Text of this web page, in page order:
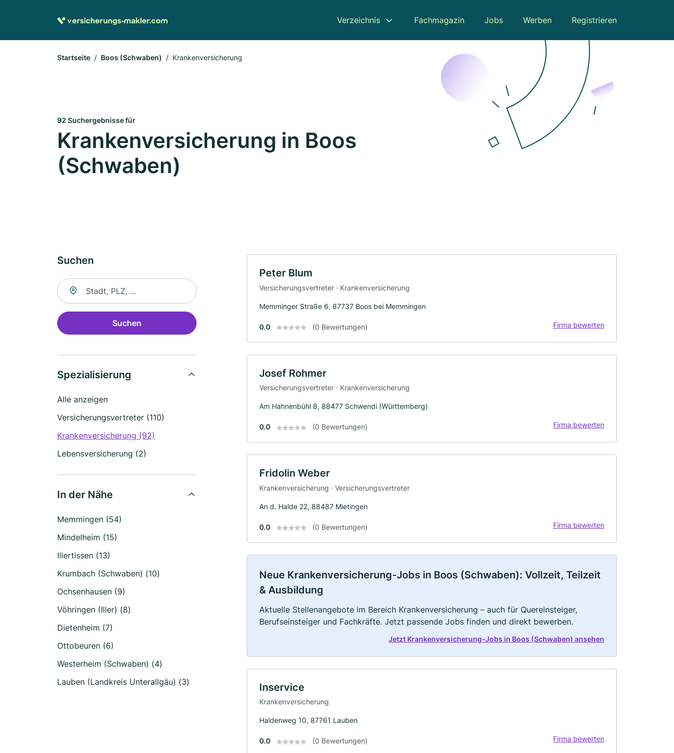
Verzeichnis Fachmagazin Jobs Werben Registrieren
Startseite Boos (Schwaben) Krankenversicherung
92 Suchergebnisse für
Krankenversicherung in Boos
(Schwaben)
Suchen
Suche nach Ort
Suchen
Spezialisierung
Alle anzeigen
Versicherungsvertreter (110)
Krankenversicherung (92)
Lebensversicherung (2)
In der Nähe
Memmingen (54)
Mindelheim (15)
Illertissen (13)
Krumbach (Schwaben) (10)
Ochsenhausen (9)
Vöhringen (Iller) (8)
Dietenheim (7)
Ottobeuren (6)
Westerheim (Schwaben) (4)
Lauben (Landkreis Unterallgäu) (3)
Peter Blum
Versicherungsvertreter · Krankenversicherung
Memminger Straße 6, 87737 Boos bei Memmingen
0.0 (0 Bewertungen) Firma bewerten
Josef Rohmer
Versicherungsvertreter · Krankenversicherung
Am Hahnenbühl 8, 88477 Schwendi (Württemberg)
0.0 (0 Bewertungen) Firma bewerten
Fridolin Weber
Krankenversicherung · Versicherungsvertreter
An d. Halde 22, 88487 Mietingen
0.0 (0 Bewertungen) Firma bewerten
Neue Krankenversicherung-Jobs in Boos (Schwaben): Vollzeit, Teilzeit
& Ausbildung
Aktuelle Stellenangebote im Bereich Krankenversicherung – auch für Quereinsteiger,
Berufseinsteiger und Fachkräfte. Jetzt passende Jobs finden und direkt bewerben.
Jetzt Krankenversicherung-Jobs in Boos (Schwaben) ansehen
Inservice
Krankenversicherung
Haldenweg 10, 87761 Lauben
0.0 (0 Bewertungen) Firma bewerten